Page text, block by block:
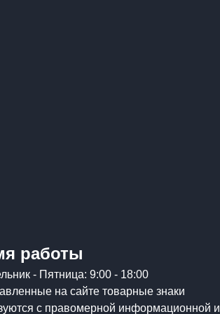
работы
- Пятница: 9:00 - 18:00
на сайте товарные знаки
с правомерной информационной и